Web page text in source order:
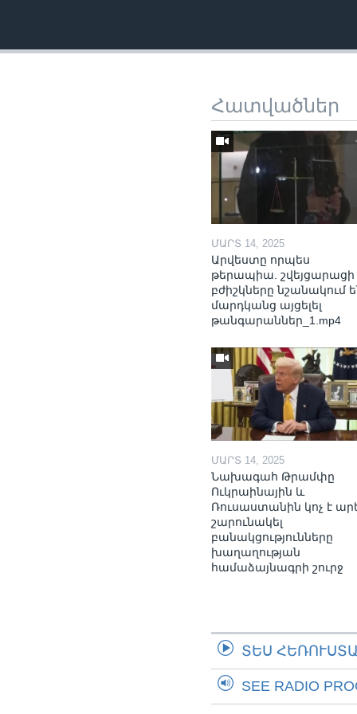
Հատվածներ
ՄԱՐՏ 14, 2025
Արվեստը որպես
թերապիա. շվեյցարացի
բժիշկները նշանակում
մարդկանց այցելել
թանգարաններ_1.mp4
ՄԱՐՏ 14, 2025
Նախագահ Թրամփը
Ուկրաինային և
Ռուսաստանին կոչ է
շարունակել
բանակցությունները
խաղաղության
համաձայնագրի շուրջ
ՏԵՍ
SEE RADIO